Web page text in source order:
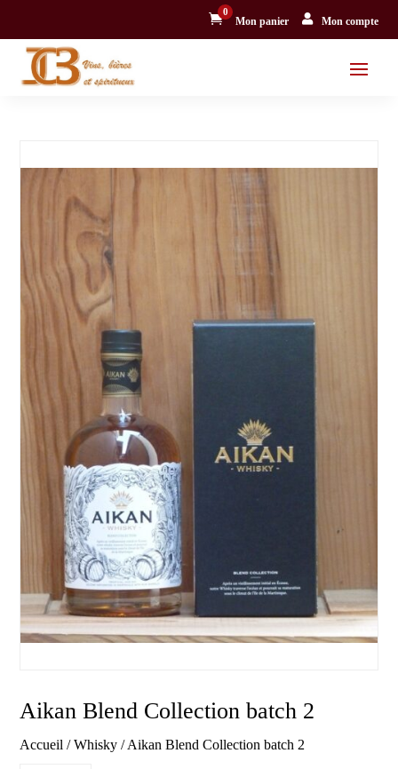

0
Mon panier  Mon compte
Aikan Blend Collection batch 2
Accueil /Whisky / Aikan Blend Collection batch 2